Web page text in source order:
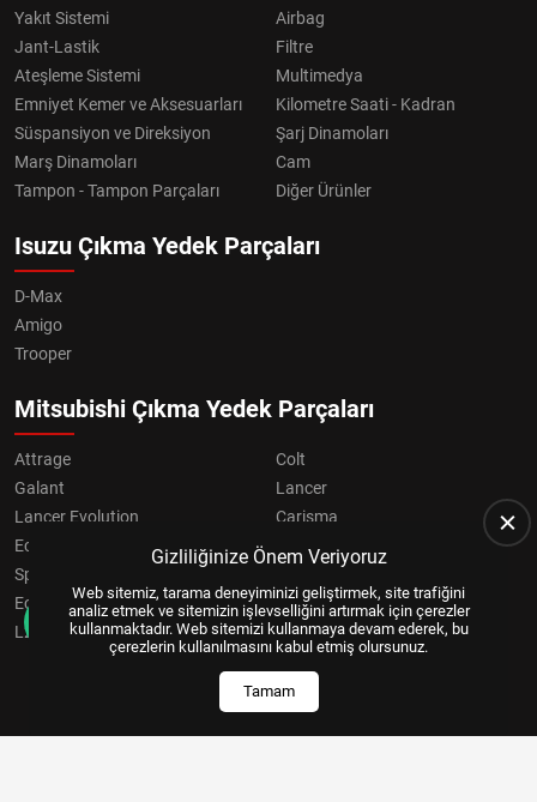
Yakıt Sistemi
Airbag
Jant-Lastik
Filtre
Ateşleme Sistemi
Multimedya
Emniyet Kemer ve Aksesuarları
Kilometre Saati - Kadran
Süspansiyon ve Direksiyon
Şarj Dinamoları
Marş Dinamoları
Cam
Tampon - Tampon Parçaları
Diğer Ürünler
Isuzu Çıkma Yedek Parçaları
D-Max
Amigo
Trooper
Mitsubishi Çıkma Yedek Parçaları
Attrage
Colt
Galant
Lancer
Lancer Evolution
Carisma
Eclipse
Grandis
Space Star
Eclipse Cross
OUTLANDER
L200
Pajero
Gizliliğinize Önem Veriyoruz
Web sitemiz, tarama deneyiminizi geliştirmek, site trafiğini
analiz etmek ve sitemizin işlevselliğini artırmak için çerezler
kullanmaktadır. Web sitemizi kullanmaya devam ederek, bu
çerezlerin kullanılmasını kabul etmiş olursunuz.
Tamam